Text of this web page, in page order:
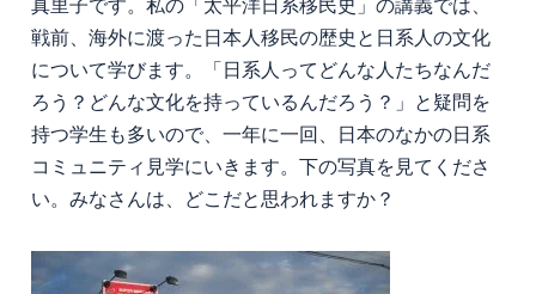
真里子です。私の「太平洋日系移民史」の講義では、
戦前、海外に渡った日本人移民の歴史と日系人の文化
について学びます。「日系人ってどんな人たちなんだ
ろう？どんな文化を持っているんだろう？」と疑問を
持つ学生も多いので、一年に一回、日本のなかの日系
コミュニティ見学にいきます。下の写真を見てくださ
い。みなさんは、どこだと思われますか？